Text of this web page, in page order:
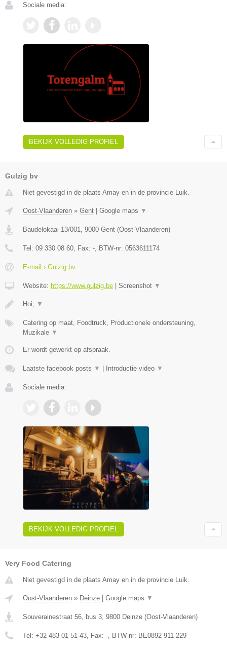
Sociale media:
BEKIJK VOLLEDIG PROFIEL
Gulzig bv
Niet gevestigd in de plaats Amay en in de provincie Luik.
Oost-Vlaanderen » Gent Google maps ▼
Baudelokaai 13/001 9000 Gent (Oost-Vlaanderen)
Tel: 09 330 08 60 , Fax: - , BTW-nr: 0563611174
E-mail › Gulzig bv
Website: https://www.gulzig.be Screenshot ▼
Hoi, ▼
Catering op maat, Foodtruck, Productionele ondersteuning,
Muzikale ▼
Er wordt gewerkt op afspraak.
Laatste facebook posts ▼ Introductie video ▼
Sociale media:
BEKIJK VOLLEDIG PROFIEL
Very Food Catering
Niet gevestigd in de plaats Amay en in de provincie Luik.
Oost-Vlaanderen » Deinze Google maps ▼
Souverainestraat 56, bus 3, 9800 Deinze (Oost-Vlaanderen)
Tel: +32 483 01 51 43, Fax: -, BTW-nr: BE0892 911 229